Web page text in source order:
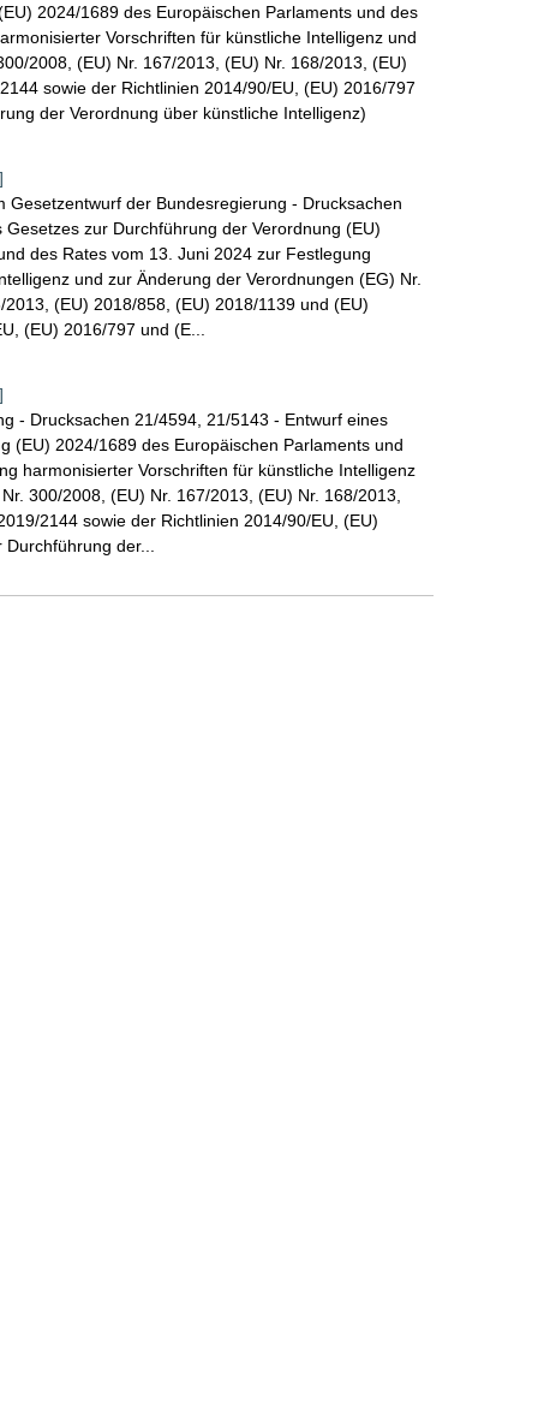
2024/1689 des Europäischen Parlaments und des
Vorschriften für künstliche Intelligenz und
2008, (EU) Nr. 167/2013, (EU) Nr. 168/2013, (EU)
sowie der Richtlinien 2014/90/EU, (EU) 2016/797
der Verordnung über künstliche Intelligenz)
der Bundesregierung - Drucksachen
zur Durchführung der Verordnung (EU)
des Rates vom 13. Juni 2024 zur Festlegung
und zur Änderung der Verordnungen (EG) Nr.
(EU) 2018/858, (EU) 2018/1139 und (EU)
(EU) 2016/797 und (E...
- Drucksachen 21/4594, 21/5143 - Entwurf eines
(EU) 2024/1689 des Europäischen Parlaments und
harmonisierter Vorschriften für künstliche Intelligenz
300/2008, (EU) Nr. 167/2013, (EU) Nr. 168/2013,
2144 sowie der Richtlinien 2014/90/EU, (EU)
der...